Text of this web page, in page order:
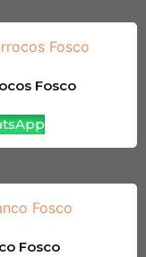
Fosco
Fosco